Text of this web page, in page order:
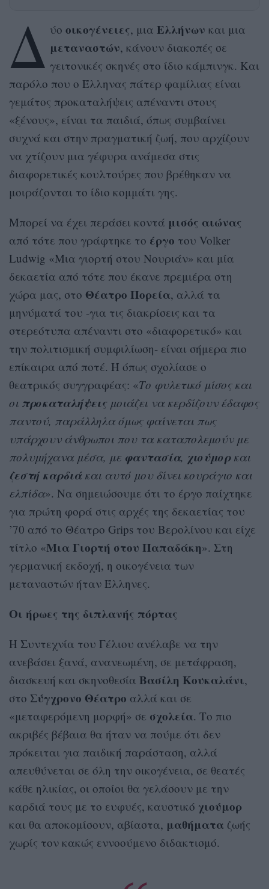
Δ ύο οικογένειες, μια Ελλήνων και μια
μεταναστών, κάνουν διακοπές σε
γειτονικές σκηνές στο ίδιο κάμπινγκ. Και
παρόλο που ο Έλληνας πάτερ φαμίλιας είναι
γεμάτος προκαταλήψεις απέναντι στους
«ξένους», είναι τα παιδιά, όπως συμβαίνει
συχνά και στην πραγματική ζωή, που αρχίζουν
να χτίζουν μια γέφυρα ανάμεσα στις
διαφορετικές κουλτούρες που βρέθηκαν να
μοιράζονται το ίδιο κομμάτι γης.
Μπορεί να έχει περάσει κοντά μισός αιώνας
από τότε που γράφτηκε το έργο του Volker
Ludwig «Μια γιορτή στου Νουριάν» και μία
δεκαετία από τότε που έκανε πρεμιέρα στη
χώρα μας, στο Θέατρο Πορεία, αλλά τα
μηνύματά του -για τις διακρίσεις και τα
στερεότυπα απέναντι στο «διαφορετικό» και
την πολιτισμική συμφιλίωση- είναι σήμερα πιο
επίκαιρα από ποτέ. Ή όπως σχολίασε ο
θεατρικός συγγραφέας: «Το φυλετικό μίσος και
οι προκαταλήψειςμοιάζει να κερδίζουν έδαφος
παντού, παράλληλα όμως φαίνεται πως
υπάρχουν άνθρωποι που τα καταπολεμούν με
πολυμήχανα μέσα, με φαντασία, χιούμορκαι
ζεστή καρδιάκαι αυτό μου δίνει κουράγιο και
ελπίδα». Να σημειώσουμε ότι το έργο παίχτηκε
για πρώτη φορά στις αρχές της δεκαετίας του
’70 από το Θέατρο Grips του Βερολίνου και είχε
τίτλο «Μια Γιορτή στου Παπαδάκη». Στη
γερμανική εκδοχή, η οικογένεια των
μεταναστών ήταν Έλληνες.
Οι ήρωες της διπλανής πόρτας
Η Συντεχνία του Γέλιου ανέλαβε να την
ανεβάσει ξανά, ανανεωμένη, σε μετάφραση,
διασκευή και σκηνοθεσία Βασίλη Κουκαλάνι,
στο Σύγχρονο Θέατρο αλλά και σε
«μεταφερόμενη μορφή» σε σχολεία. Το πιο
ακριβές βέβαια θα ήταν να πούμε ότι δεν
πρόκειται για παιδική παράσταση, αλλά
απευθύνεται σε όλη την οικογένεια, σε θεατές
κάθε ηλικίας, οι οποίοι θα γελάσουν με την
καρδιά τους με το ευφυές, καυστικό χιούμορ
και θα αποκομίσουν, αβίαστα, μαθήματα ζωής
χωρίς τον κακώς εννοούμενο διδακτισμό.